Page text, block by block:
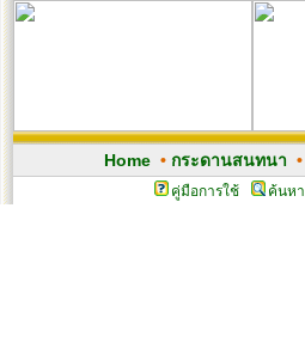
Home •กระดานสนทนา •
คู่มือการใช้ ค้นหา